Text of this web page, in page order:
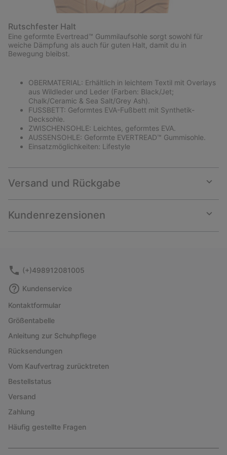
Rutschfester Halt
Eine geformte Evertread™ Gummilaufsohle sorgt sowohl für
weiche Dämpfung als auch für guten Halt, damit du in
Bewegung bleibst.
OBERMATERIAL: Erhältlich in leichtem Textil mit Overlays
aus Wildleder und Leder (Farben: Black/Jet;
Chalk/Ceramic & Sea Salt/Grey Ash).
FUSSBETT: Geformtes EVA-Fußbett mit Synthetik-
Decksohle.
ZWISCHENSOHLE: Leichtes, geformtes EVA.
AUSSENSOHLE: Geformte EVERTREAD™ Gummisohle.
Einsatzmöglichkeiten: Lifestyle
Versand und Rückgabe
or
Kundenrezensionen
or
(+)498912081005
Kundenservice
Kontaktformular
Größentabelle
Anleitung zur Schuhpflege
Rücksendungen
Vom Kaufvertrag zurücktreten
Bestellstatus
Versand
Zahlung
Häufig gestellte Fragen